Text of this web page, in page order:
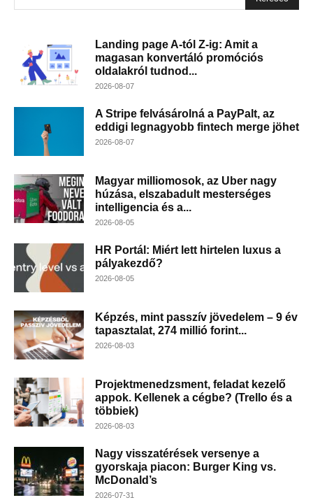
Landing page A-tól Z-ig: Amit a
magasan konvertáló promóciós
oldalakról tudnod...
2026-08-07
A Stripe felvásárolná a PayPalt, az
eddigi legnagyobb fintech merge jöhet
2026-08-07
Magyar milliomosok, az Uber nagy
húzása, elszabadult mesterséges
intelligencia és a...
2026-08-05
HR Portál: Miért lett hirtelen luxus a
pályakezdő?
2026-08-05
Képzés, mint passzív jövedelem – 9 év
tapasztalat, 274 millió forint...
2026-08-03
Projektmenedzsment, feladat kezelő
appok. Kellenek a cégbe? (Trello és a
többiek)
2026-08-03
Nagy visszatérések versenye a
gyorskaja piacon: Burger King vs.
McDonald’s
2026-07-31